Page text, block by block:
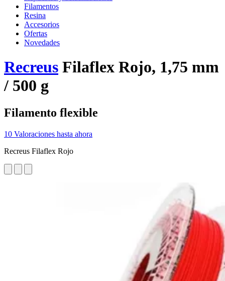
Filamentos
Resina
Accesorios
Ofertas
Novedades
Recreus Filaflex Rojo, 1,75 mm
/ 500 g
Filamento flexible
10 Valoraciones hasta ahora
Recreus Filaflex Rojo